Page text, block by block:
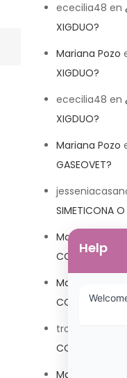
ececilia48 en
XIGDUO?
Mariana Pozo
XIGDUO?
ececilia48 en
XIGDUO?
Mariana Pozo
GASEOVET?
SIMETICONA
Mariana Pozo
COMPUESTO
Mariana Pozo
COMPUESTO
trolls_pipis
COMPUESTO
Mariana Pozo
Help